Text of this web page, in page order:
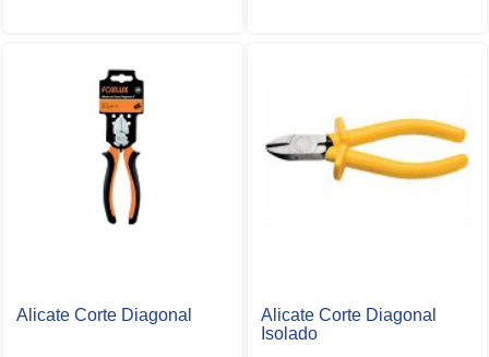
Alicate Corte Diagonal
Alicate Corte Diagonal
Isolado